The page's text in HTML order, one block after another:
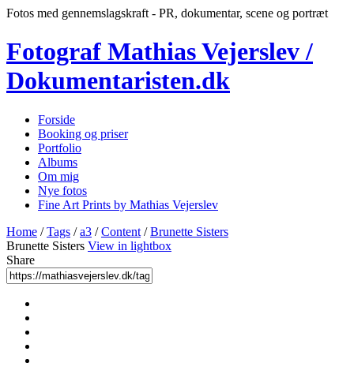
Fotos med gennemslagskraft - PR, dokumentar, scene og portræt
Fotograf Mathias Vejerslev /
Dokumentaristen.dk
Forside
Booking og priser
Portfolio
Albums
Om mig
Nye fotos
Fine Art Prints by Mathias Vejerslev
Home /Tags /a3 /Content /Brunette Sisters
Brunette Sisters View in lightbox
Share